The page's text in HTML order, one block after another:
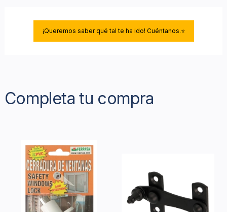
¡Queremos saber qué tal te ha ido! Cuéntanos.⭐
Completa tu compra